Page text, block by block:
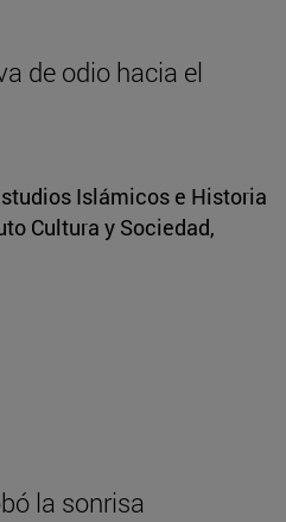
de odio hacia el
Islámicos e Historia
Cultura y Sociedad,
la sonrisa